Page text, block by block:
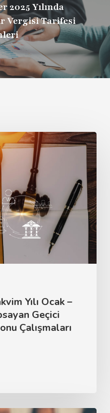
2025 Yılında
Vergisi Tarifesi
Yılı Ocak –
Geçici
Çalışmaları